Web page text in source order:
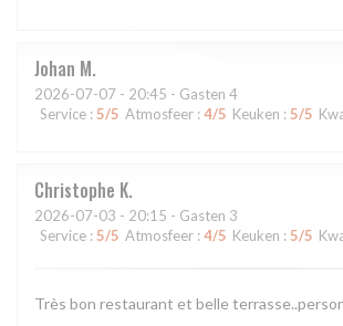
Johan M
2026-07-07 - 20:45 - Gasten 4
Service : 5/5 Atmosfeer : 4/5 Keuken : 5/5
Christophe K
2026-07-03 - 20:15 - Gasten 3
Service : 5/5 Atmosfeer : 4/5 Keuken : 5/5
Très bon restaurant et belle